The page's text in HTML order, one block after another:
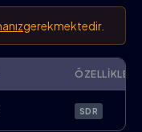
gerekmektedir.
ÖZELLIKLER
SDR